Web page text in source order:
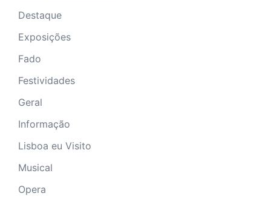
Destaque
Exposições
Fado
Festividades
Geral
Informação
Lisboa eu Visito
Musical
Opera